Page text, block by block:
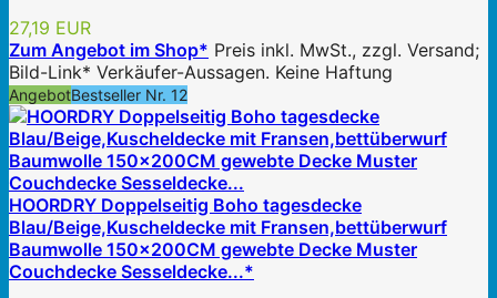
27,19 EUR
Zum Angebot im Shop* Preis inkl. MwSt., zzgl. Versand;
Bild-Link* Verkäufer-Aussagen. Keine Haftung
AngebotBestseller Nr. 12
HOORDRY Doppelseitig Boho tagesdecke
Blau/Beige,Kuscheldecke mit Fransen,bettüberwurf
Baumwolle 150x200CM gewebte Decke Muster
Couchdecke Sesseldecke...*